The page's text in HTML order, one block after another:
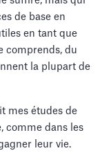
de base en
en tant que
comprends, du
la plupart de
mes études de
comme dans les
leur vie.